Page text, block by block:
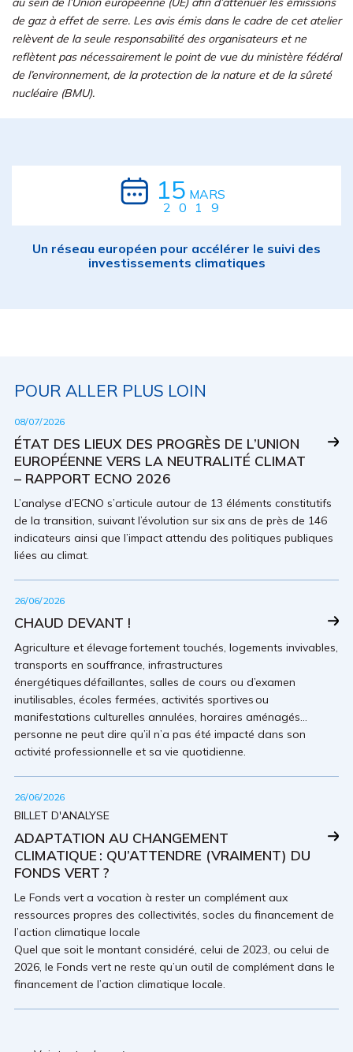
de gaz à effet de serre. Les avis émis dans le cadre de cet atelier
relèvent de la seule responsabilité des organisateurs et ne
reflètent pas nécessairement le point de vue du ministère fédéral
de l’environnement, de la protection de la nature et de la sûreté
nucléaire (BMU).
15 MARS
2019
Un réseau européen pour accélérer le suivi des
investissements climatiques
POUR ALLER PLUS LOIN
08/07/2026
ÉTAT DES LIEUX DES PROGRÈS DE L’UNION
EUROPÉENNE VERS LA NEUTRALITÉ CLIMAT
– RAPPORT ECNO 2026
L’analyse d’ECNO s’articule autour de 13 éléments constitutifs
de la transition, suivant l’évolution sur six ans de près de 146
indicateurs ainsi que l’impact attendu des politiques publiques
liées au climat.
26/06/2026
CHAUD DEVANT !
Agriculture et élevage fortement touchés, logements invivables,
transports en souffrance, infrastructures
énergétiques défaillantes, salles de cours ou d’examen
inutilisables, écoles fermées, activités sportives ou
manifestations culturelles annulées, horaires aménagés…
personne ne peut dire qu’il n’a pas été impacté dans son
activité professionnelle et sa vie quotidienne.
26/06/2026
BILLET D'ANALYSE
ADAPTATION AU CHANGEMENT
CLIMATIQUE : QU’ATTENDRE (VRAIMENT) DU
FONDS VERT ?
Le Fonds vert a vocation à rester un complément aux
ressources propres des collectivités, socles du financement de
l’action climatique locale
Quel que soit le montant considéré, celui de 2023, ou celui de
2026, le Fonds vert ne reste qu’un outil de complément dans le
financement de l’action climatique locale.